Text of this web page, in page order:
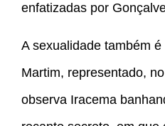
enfatizadas por
A sexualidade também
Martim, representado,
observa Iracema